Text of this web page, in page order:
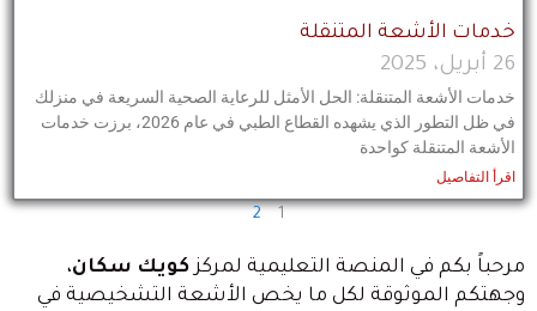
خدمات الأشعة المتنقلة
26 أبريل، 2025
خدمات الأشعة المتنقلة: الحل الأمثل للرعاية الصحية السريعة في منزلك
في ظل التطور الذي يشهده القطاع الطبي في عام 2026، برزت خدمات
الأشعة المتنقلة كواحدة
اقرأ التفاصيل
1
2
مرحباً بكم في المنصة التعليمية لمركزكويك سكان،
وجهتكم الموثوقة لكل ما يخص الأشعة التشخيصية في